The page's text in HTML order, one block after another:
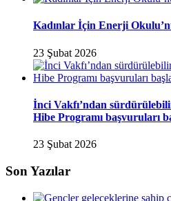
Kadınlar İçin Enerji
23 Şubat 2026
İnci Vakfı’ndan
Hibe Programı başvuruları
23 Şubat 2026
Son Yazılar